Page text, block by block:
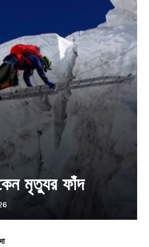
মৃত্যুর ফাঁদ